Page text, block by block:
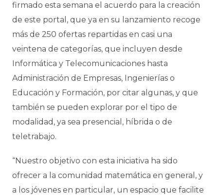
firmado esta semana el acuerdo para la creación
de este portal, que ya en su lanzamiento recoge
más de 250 ofertas repartidas en casi una
veintena de categorías, que incluyen desde
Informática y Telecomunicaciones hasta
Administración de Empresas, Ingenierías o
Educación y Formación, por citar algunas, y que
también se pueden explorar por el tipo de
modalidad, ya sea presencial, híbrida o de
teletrabajo.
“Nuestro objetivo con esta iniciativa ha sido
ofrecer a la comunidad matemática en general, y
a los jóvenes en particular, un espacio que facilite